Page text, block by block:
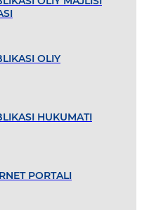
OLIY
HUKUMATI
PORTALI